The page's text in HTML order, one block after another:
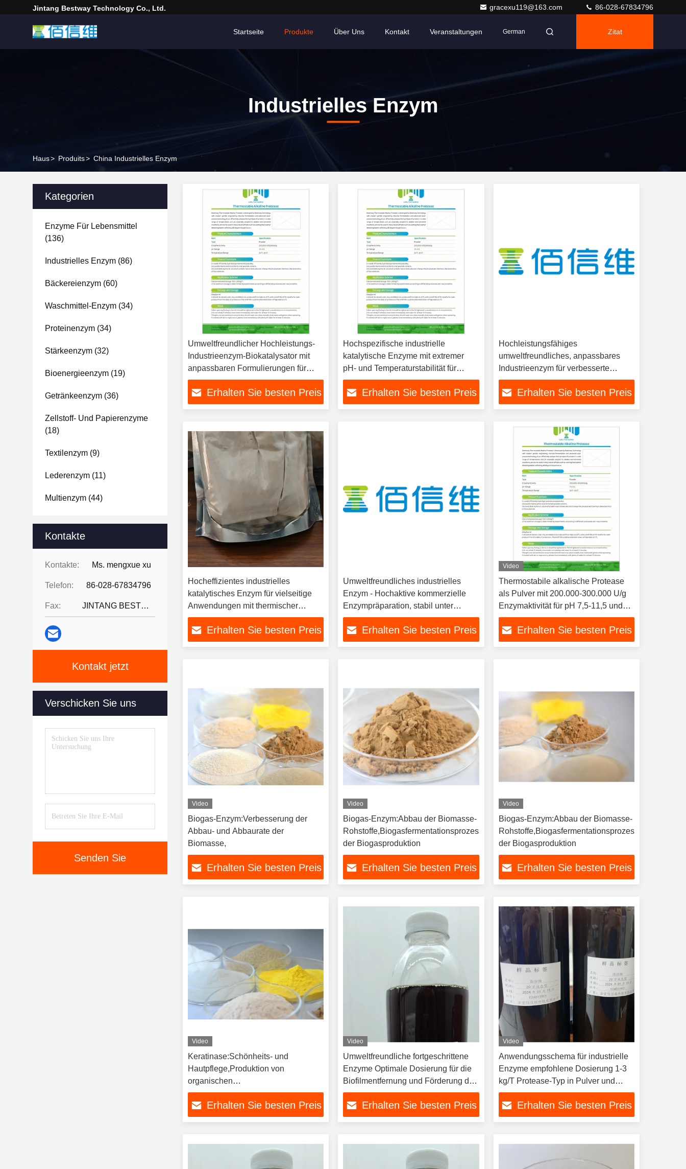
Jintang Bestway Technology Co., Ltd. gracexu119@163.com 86-028-67834796
Startseite Produkte Über Uns Kontakt Veranstaltungen German Zitat
Industrielles Enzym
Haus> Produits> China Industrielles Enzym
Kategorien
Enzyme Für Lebensmittel
(136)
Industrielles Enzym (86)
Bäckereienzym (60)
Waschmittel-Enzym (34)
Proteinenzym (34)
Stärkeenzym (32)
Bioenergieenzym (19)
Getränkeenzym (36)
Zellstoff- Und Papierenzyme
(18)
Textilenzym (9)
Lederenzym (11)
Multienzym (44)
Kontakte
Kontakte: Ms. mengxue xu
Telefon: 86-028-67834796
Fax: JINTANG BESTWAY TECHNOLOGY CO
Kontakt jetzt
Verschicken Sie uns
Senden Sie
Umweltfreundlicher Hochleistungs-
Industrieenzym-Biokatalysator mit
anpassbaren Formulierungen für
verbesserte Industrieprozesse
Erhalten Sie besten Preis
Hochspezifische industrielle
katalytische Enzyme mit extremer
pH- und Temperaturstabilität für
umweltfreundliche industrielle
ProzesseErhalten Sie besten Preis
Hochleistungsfähiges
umweltfreundliches, anpassbares
Industrieenzym für verbesserte
industrielle Biokatalysatorlösungen
Erhalten Sie besten Preis
Hocheffizientes industrielles
katalytisches Enzym für vielseitige
Anwendungen mit thermischer
Stabilität
Erhalten Sie besten Preis
Umweltfreundliches industrielles
Enzym - Hochaktive kommerzielle
Enzympräparation, stabil unter
verschiedenen Bedingungen
Erhalten Sie besten Preis
Video
Thermostabile alkalische Protease
als Pulver mit 200.000-300.000 U/g
Enzymaktivität für pH 7,5-11,5 und
30°C-65°C Anwendungen
Erhalten Sie besten Preis
Video
Biogas-Enzym:Verbesserung der
Abbau- und Abbaurate der
Biomasse,
Erhalten Sie besten Preis
Video
Biogas-Enzym:Abbau der Biomasse-
Rohstoffe,Biogasfermentationsprozess,Erhöhung
der Biogasproduktion
Erhalten Sie besten Preis
Video
Biogas-Enzym:Abbau der Biomasse-
Rohstoffe,Biogasfermentationsprozess,Erhöhung
der Biogasproduktion
Erhalten Sie besten Preis
Video
Keratinase:Schönheits- und
Hautpflege,Produktion von
organischen
Düngemitteln,Verbesserung der
Durchlässigkeit von Arzneimitteln in
Keratin
Erhalten Sie besten Preis
Video
Umweltfreundliche fortgeschrittene
Enzyme Optimale Dosierung für die
Biofilmentfernung und Förderung der
Biofilmentfernung
Erhalten Sie besten Preis
Video
Anwendungsschema für industrielle
Enzyme empfohlene Dosierung 1-3
kg/T Protease-Typ in Pulver und
Flüssigkeit
Erhalten Sie besten Preis